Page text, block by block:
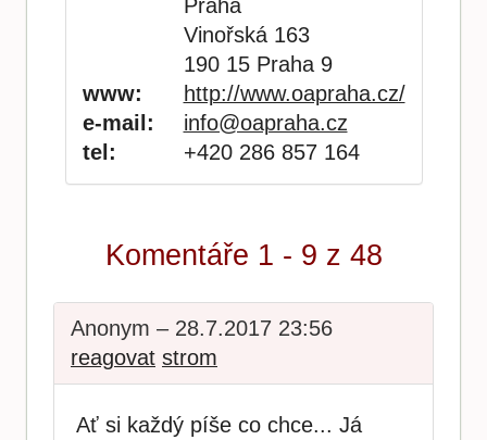
Praha
Vinořská 163
190 15 Praha 9
www:
http://www.oapraha.cz/
e-mail:
info@oapraha.cz
tel:
+420 286 857 164
Komentáře 1 - 9 z 48
Anonym – 28.7.2017 23:56
reagovat strom
Ať si každý píše co chce... Já